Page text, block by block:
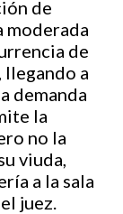
de
moderada
de
llegando a
demanda
la
no la
viuda,
a la sala
juez.